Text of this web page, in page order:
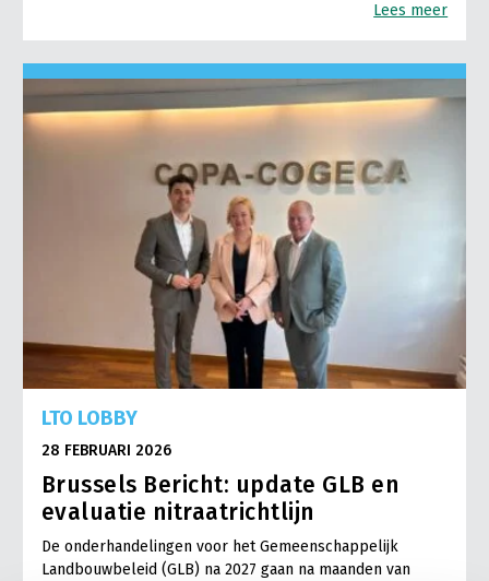
Lees meer
LTO LOBBY
28 FEBRUARI 2026
Brussels Bericht: update GLB en
evaluatie nitraatrichtlijn
De onderhandelingen voor het Gemeenschappelijk
Landbouwbeleid (GLB) na 2027 gaan na maanden van